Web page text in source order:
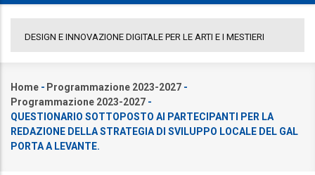
I MESTIERI COMUNICATO GAL PORTA A LEVANTE
Briciole
di
pane
Home - Programmazione 2023-2027 -
Programmazione 2023-2027 -
QUESTIONARIO SOTTOPOSTO AI PARTECIPANTI PER LA
REDAZIONE DELLA STRATEGIA DI SVILUPPO LOCALE DEL GAL
PORTA A LEVANTE.